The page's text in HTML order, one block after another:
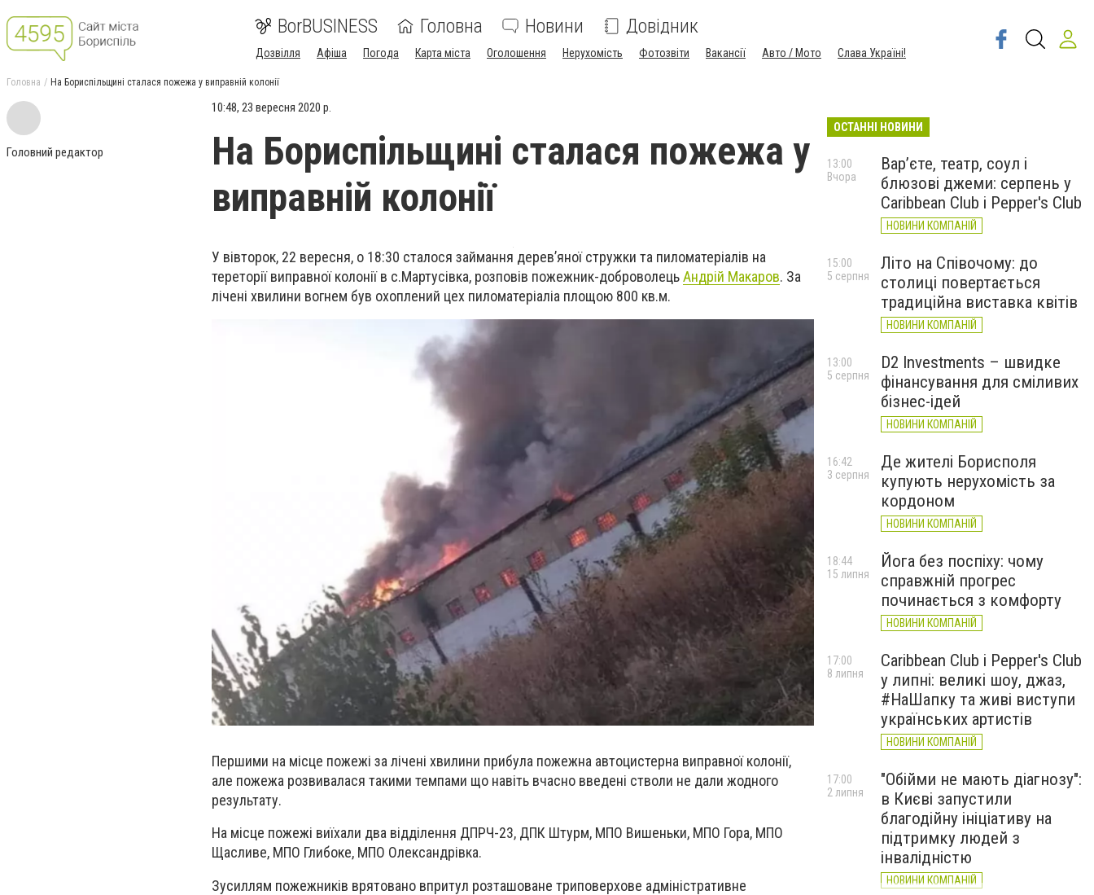
BorBUSINESS Головна Новини Довідник
Дозвілля Афіша Погода Карта міста Оголошення Нерухомість Фотозвіти Вакансії Авто / Мото Слава Україні!
Головна На Бориспільщині сталася пожежа у виправній колонії
Головний редактор
10:48, 23 вересня 2020 р.
На Бориспільщині сталася пожежа у
виправній колонії
У вівторок, 22 вересня, о 18:30 сталося займання дерев’яної стружки та пиломатеріалів на
тереторії виправної колонії в с.Мартусівка, розповів пожежник-доброволецьАндрій Макаров. За
лічені хвилини вогнем був охоплений цех пиломатеріаліа площою 800 кв.м.
Першими на місце пожежі за лічені хвилини прибула пожежна автоцистерна виправної колонії,
але пожежа розвивалася такими темпами що навіть вчасно введені стволи не дали жодного
результату.
На місце пожежі виїхали два відділення ДПРЧ-23, ДПК Штурм, МПО Вишеньки, МПО Гора, МПО
Щасливе, МПО Глибоке, МПО Олександрівка.
Зусиллям пожежників врятовано впритул розташоване триповерхове адміністративне
ОСТАННІ НОВИНИ
Вар’єте, театр, соул і
блюзові джеми: серпень у
Caribbean Club і Pepper's Club
НОВИНИ КОМПАНІЙ
13:00
Вчора
Літо на Співочому: до
столиці повертається
традиційна виставка квітів
НОВИНИ КОМПАНІЙ
15:00
5 серпня
D2 Investments – швидке
фінансування для сміливих
бізнес-ідей
НОВИНИ КОМПАНІЙ
13:00
5 серпня
Де жителі Борисполя
купують нерухомість за
кордоном
НОВИНИ КОМПАНІЙ
16:42
3 серпня
Йога без поспіху: чому
справжній прогрес
починається з комфорту
НОВИНИ КОМПАНІЙ
18:44
15 липня
Caribbean Club і Pepper's Club
у липні: великі шоу, джаз,
#НаШапку та живі виступи
українських артистів
НОВИНИ КОМПАНІЙ
17:00
8 липня
"Обійми не мають діагнозу":
в Києві запустили
благодійну ініціативу на
підтримку людей з
інвалідністю
НОВИНИ КОМПАНІЙ
17:00
2 липня